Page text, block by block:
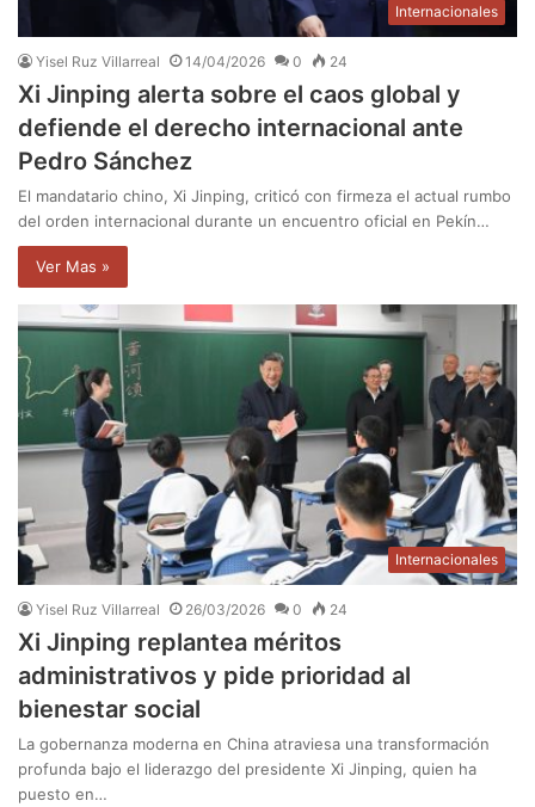
Internacionales
Yisel Ruz Villarreal 14/04/2026 0 24
Xi Jinping alerta sobre el caos global y
defiende el derecho internacional ante
Pedro Sánchez
El mandatario chino, Xi Jinping, criticó con firmeza el actual rumbo
del orden internacional durante un encuentro oficial en Pekín…
Ver Mas »
Internacionales
Yisel Ruz Villarreal 26/03/2026 0 24
Xi Jinping replantea méritos
administrativos y pide prioridad al
bienestar social
La gobernanza moderna en China atraviesa una transformación
profunda bajo el liderazgo del presidente Xi Jinping, quien ha
puesto en…